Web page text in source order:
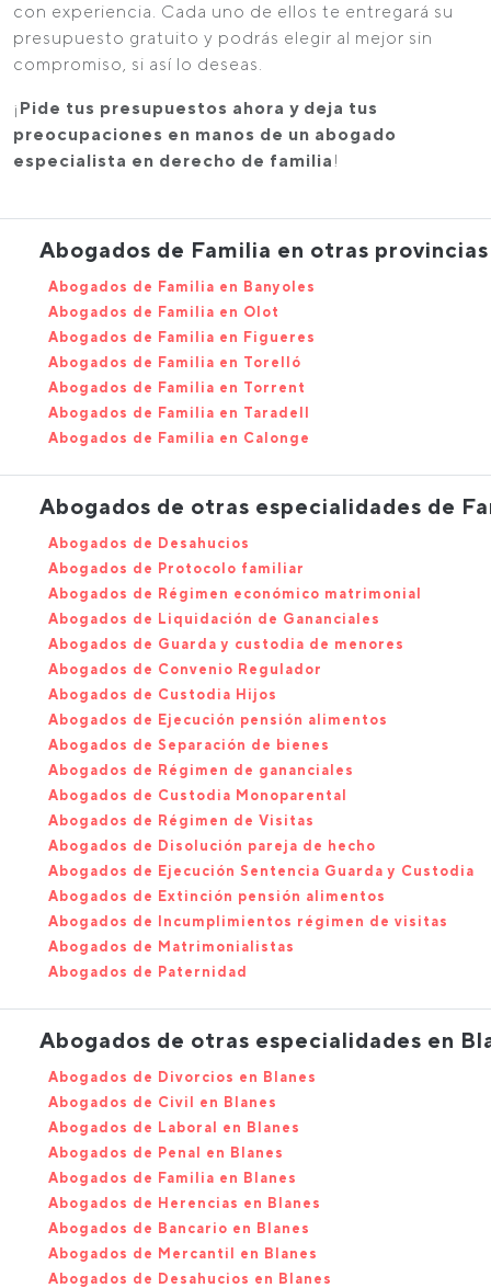
con experiencia. Cada uno de ellos te entregará su
presupuesto gratuito y podrás elegir al mejor sin
compromiso, si así lo deseas.
¡ Pide tus presupuestos ahora y deja tus
preocupaciones en manos de un abogado
especialista en derecho de familia !
Abogados de Familia en otras provincias
Abogados de Familia en Banyoles
Abogados de Familia en Olot
Abogados de Familia en Figueres
Abogados de Familia en Torelló
Abogados de Familia en Torrent
Abogados de Familia en Taradell
Abogados de Familia en Calonge
Abogados de otras especialidades de
Abogados de Desahucios
Abogados de Protocolo familiar
Abogados de Régimen económico matrimonial
Abogados de Liquidación de Gananciales
Abogados de Guarda y custodia de menores
Abogados de Convenio Regulador
Abogados de Custodia Hijos
Abogados de Ejecución pensión alimentos
Abogados de Separación de bienes
Abogados de Régimen de gananciales
Abogados de Custodia Monoparental
Abogados de Régimen de Visitas
Abogados de Disolución pareja de hecho
Abogados de Ejecución Sentencia Guarda y Custodia
Abogados de Extinción pensión alimentos
Abogados de Incumplimientos régimen de visitas
Abogados de Matrimonialistas
Abogados de Paternidad
Abogados de otras especialidades en
Abogados de Divorcios en Blanes
Abogados de Civil en Blanes
Abogados de Laboral en Blanes
Abogados de Penal en Blanes
Abogados de Familia en Blanes
Abogados de Herencias en Blanes
Abogados de Bancario en Blanes
Abogados de Mercantil en Blanes
Abogados de Desahucios en Blanes